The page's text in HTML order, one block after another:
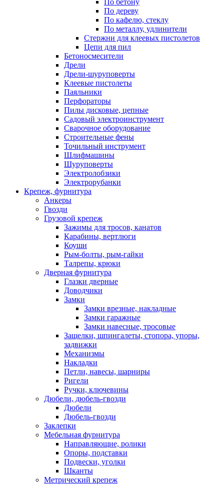
По дереву
По кафелю, стеклу
По металлу, удлинители
Стержни для клеевых пистолетов
Цепи для пил
Бетоносмесители
Дрели
Дрели-шуруповерты
Клеевые пистолеты
Паяльники
Перфораторы
Пилы дисковые, цепные
Садовый электроинструмент
Сварочное оборудование
Строительные фены
Точильный инструмент
Шлифмашины
Шуруповерты
Электролобзики
Электрорубанки
Крепеж, фурнитура
Анкеры
Гвозди
Грузовой крепеж
Зажимы для тросов, канатов
Карабины, вертлюги
Коуши
Рым-болты, рым-гайки
Талрепы, крюки
Дверная фурнитура
Глазки дверные
Доводчики
Замки
Замки врезные, накладные
Замки гаражные
Замки навесные, тросовые
Защелки, шпингалеты, стопора, упоры,
задвижки
Механизмы
Накладки
Петли, навесы, шарниры
Ригели
Ручки, ключевины
Дюбели, дюбель-гвозди
Дюбели
Дюбель-гвозди
Заклепки
Мебельная фурнитура
Направляющие, ролики
Опоры, подставки
Подвески, уголки
Шканты
Метрический крепеж